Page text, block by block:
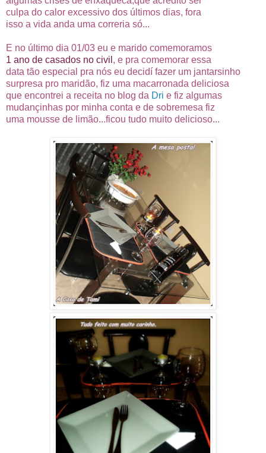
culpa do calor excessivo dos últimos dias, fora
isso a vida anda uma correria só...
E no último dia 01/03 eu e marido comemoramos
1 ano de casados no civil , e pra comemorar essa
data tão especial pra nós eu decidí fazer um jantarsinho
surpresa pro maridão, fiz uma macarronada deliciosa
que encontrei a receita no blog da Dri e fiz algumas
mudançinhas por minha conta e de sobremesa fiz
uma mousse de limão...ficou tudo muito delicioso...